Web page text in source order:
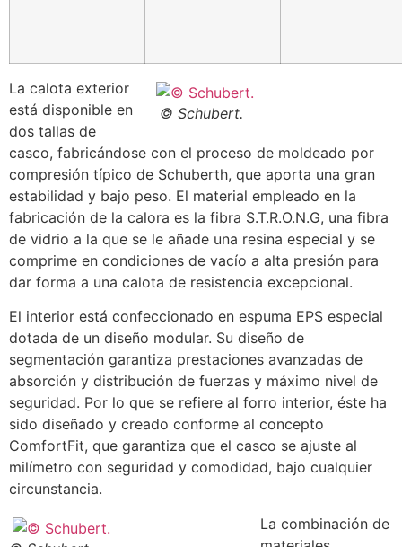
© Schubert.
La calota exterior
está disponible en
dos tallas de
casco, fabricándose con el proceso de moldeado por
compresión típico de Schuberth, que aporta una gran
estabilidad y bajo peso. El material empleado en la
fabricación de la calora es la fibra S.T.R.O.N.G, una fibra
de vidrio a la que se le añade una resina especial y se
comprime en condiciones de vacío a alta presión para
dar forma a una calota de resistencia excepcional.
El interior está confeccionado en espuma EPS especial
dotada de un diseño modular. Su diseño de
segmentación garantiza prestaciones avanzadas de
absorción y distribución de fuerzas y máximo nivel de
seguridad. Por lo que se refiere al forro interior, éste ha
sido diseñado y creado conforme al concepto
ComfortFit, que garantiza que el casco se ajuste al
milímetro con seguridad y comodidad, bajo cualquier
circunstancia.
La combinación de